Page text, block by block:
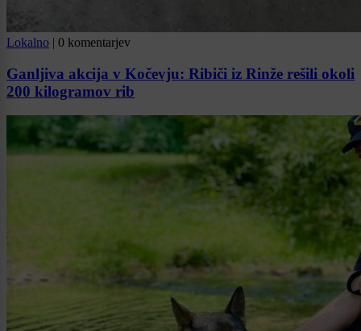
Lokalno | 0 komentarjev
Ganljiva akcija v Kočevju: Ribiči iz Rinže rešili okoli
200 kilogramov rib